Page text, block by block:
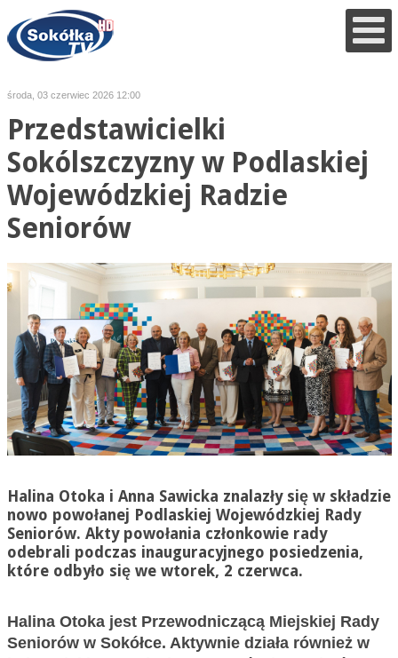
środa, 03 czerwiec 2026 12:00
Przedstawicielki
Sokólszczyzny w Podlaskiej
Wojewódzkiej Radzie
Seniorów
Halina Otoka i Anna Sawicka znalazły się w składzie
nowo powołanej Podlaskiej Wojewódzkiej Rady
Seniorów. Akty powołania członkowie rady
odebrali podczas inauguracyjnego posiedzenia,
które odbyło się we wtorek, 2 czerwca.
Halina Otoka jest Przewodniczącą Miejskiej Rady
Seniorów w Sokółce. Aktywnie działa również w